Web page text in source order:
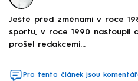
Ještě před změnami v roce
sportu, v roce 1990 nastoupil
prošel redakcemi...
Pro tento článek jsou